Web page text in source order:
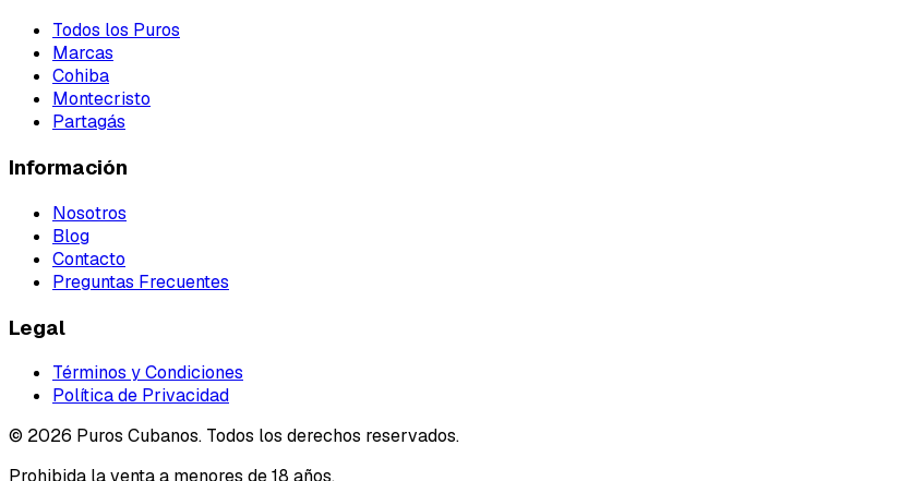
Todos los Puros
Marcas
Cohiba
Montecristo
Partagás
Información
Nosotros
Blog
Contacto
Preguntas Frecuentes
Legal
Términos y Condiciones
Política de Privacidad
© 2026 Puros Cubanos. Todos los derechos reservados.
Prohibida la venta a menores de 18 años.